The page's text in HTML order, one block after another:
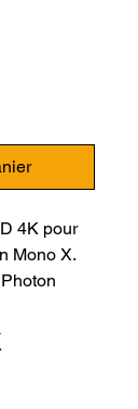
4K pour
Mono X.